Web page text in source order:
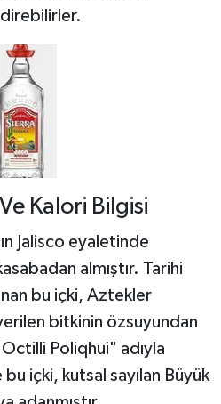
Kalori Bilgisi
Jalisco eyaletinde
almıştır. Tarihi
bu içki, Aztekler
bitkinin özsuyundan
Poliqhui" adıyla
bu içki, kutsal sayılan Büyük